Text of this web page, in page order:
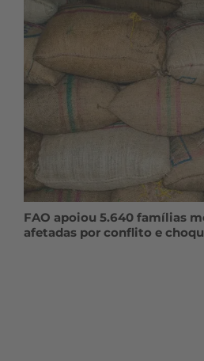
FAO apoiou 5.640 famílias
afetadas por conflito e